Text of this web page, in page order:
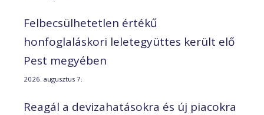
Felbecsülhetetlen értékű
honfoglaláskori leletegyüttes került elő
Pest megyében
2026. augusztus 7.
Reagál a devizahatásokra és új piacokra